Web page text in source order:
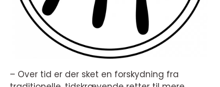
– Over tid er der sket en forskydning fra